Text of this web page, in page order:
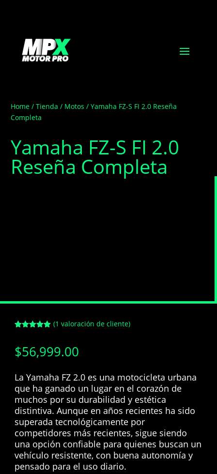
Home /Tienda / Motos / Yamaha FZ-S FI 2.0 Reseña
Completa
Yamaha FZ-S FI 2.0
Reseña Completa
5 en base
avaloración
(1 valoración de cliente)
$56,999.00
La Yamaha FZ 2.0 es una motocicleta urbana
que ha ganado un lugar en el corazón de
muchos por su durabilidad y estética
distintiva. Aunque en años recientes ha sido
superada tecnológicamente por
competidores más recientes, sigue siendo
una opción confiable para quienes buscan un
vehículo resistente, con buena autonomía y
pensado para el uso diario.